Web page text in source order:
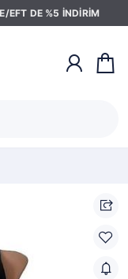
EFT DE %5 İNDİRİM